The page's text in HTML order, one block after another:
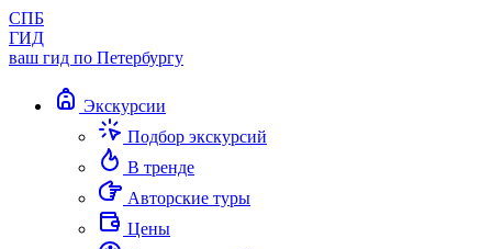
СПБ
ГИД
ваш гид по Петербургу
Экскурсии
Подбор экскурсий
В тренде
Авторские туры
Цены